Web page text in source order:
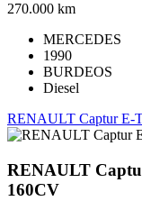
270.000 km
MERCEDES
1990
BURDEOS
Diesel
RENAULT Captur E-
RENAULT
160CV